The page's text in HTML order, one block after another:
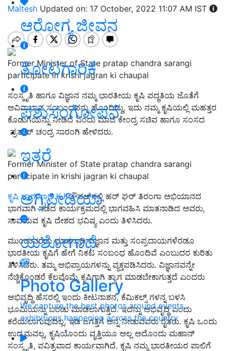
ಆರೋಗ್ಯ ಜೀವನ
ತೋಟಗಾರಿಕೆ
ಪಶುಸಂಗೋಪನೆ
ಇತರೆ
ಅಗ್ರಿಪೀಡಿಯಾ
ಯಶೋಗಾಥೆ
Photo Gallery
We capture the best photos around events,
exhibitions happening across the country
Maltesh Updated on: 17 October, 2022 11:07 AM IST
Former Minister of State pratap chandra sarangi
participate in krishi jagran ki chaupal
ಸಂಸ್ಕೃತಿ ಹಾಗೂ ವಿಜ್ಞಾನ ನಮ್ಮ ಭಾರತೀಯ ಕೃಷಿ ಪದ್ಧತಿಯ ಜೊತೆಗೆ
ಅವಿನಾಭಾವ ಸಂಬಂಧವನ್ನು ಹೊಂದಿದ್ದು, ಇದು ನಮ್ಮ ಕೃಷಿಯಲ್ಲಿ ಮಹತ್ತರ
ಕೊಡುಗೆಯನ್ನು ನೀಡಿದೆ ಎಂದು ಮಾಜಿ ಕೇಂದ್ರ ಸಚಿವ ಹಾಗೂ ಸಂಸದ
ಪ್ರತಾಪ್‌ ಚಂದ್ರ ಸಾರಂಗಿ ಹೇಳಿದರು.
Former Minister of State pratap chandra sarangi
participate in krishi jagran ki chaupal
ಕೃಷಿ ಜಾಗರಣದ KJಚೌಪಲ್‌ನಲ್ಲಿ ಹರ್‌ ಘರ್‌ ತಿರಂಗಾ ಅಭಿಯಾನದ
ಭಾಗವಾಗಿ ನಡೆದ ಕಾರ್ಯಕ್ರಮದಲ್ಲಿ ಭಾಗವಹಿಸಿ ಮಾತನಾಡಿದ ಅವರು,
ಸಾವಯವ ಕೃಷಿ ದೇಶದ ಭವಿಷ್ಯ ಎಂದು ತಿಳಿಸಿದರು.
ಮುಂದುವರೆದು ಮಾತನಾಡಿ ವಿಜ್ಞಾನ ಮತ್ತು ಸಂಪ್ರದಾಯಗಳೆರಡೂ
ಭಾರತೀಯ ಕೃಷಿಗೆ ಹೇಗೆ ನಿಕಟ ಸಂಬಂಧ ಹೊಂದಿವೆ ಎಂಬುದರ ಕುರಿತು
ತಿಳಿಸಿದರು. ತಮ್ಮ ಅಭಿಪ್ರಾಯಗಳನ್ನು ವ್ಯಕ್ತಪಡಿಸಿದರು. ವಿಜ್ಞಾನವನ್ನೇ
ನೆಚ್ಚಿಕೊಂಡರೆ ಕೆಲವೊಮ್ಮೆ ಕೃಷಿಗಾಗಿ ತ್ಯಾಗ ಮಾಡಬೇಕಾಗುತ್ತದೆ ಎಂದರು
ಅಭಿವೃದ್ಧಿ ಹೆಸರಲ್ಲಿ ಇಂದು ಕೀಟನಾಶನ, ಕೆಮಿಕಲ್ಸ್ ಗಳನ್ನ ಬಳಸಿ
ಭೂಮಿಯನ್ನು ಬರಡು ಮಾಡಲಾಗುತ್ತಿದೆ. ಇದನ್ನು ಅಭಿವೃದ್ಧಿ ಎಂದು
ಕರೆಯಲಾಗುವುದಿಲ್ಲ. ಇಡಿ ಜಗತ್ತಿಗೆ ಅನ್ನ ನೀಡುವವರು ರೈತರು. ಕೃಷಿ ಒಂದು
ಉದ್ಯಮವಲ್ಲ, ಕೃಷಿಯೊಂದು ವೃತ್ತಿಯೂ ಅಲ್ಲ ಅದೊಂದು ಮಹಾನ್
ಸಂಸ್ಕೃತಿ, ಪವಿತ್ರವಾದ ಕಾರ್ಯವಾಗಿದೆ. ಕೃಷಿ ನಮ್ಮ ಭಾರತೀಯರ ಪಾಲಿಗೆ